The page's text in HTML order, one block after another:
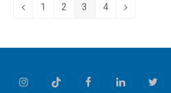
AnteriorPage
1 Page
2 Page
3 Page
4 Siguiente
InstagramTiktok FacebookLinkedIn